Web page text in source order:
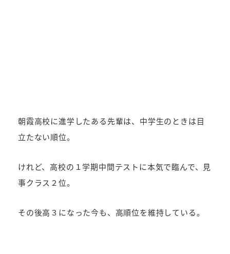
朝霞高校に進学したある先輩は、中学生のときは目
立たない順位。
けれど、高校の１学期中間テストに本気で臨んで、見
事クラス２位。
その後高３になった今も、高順位を維持している。